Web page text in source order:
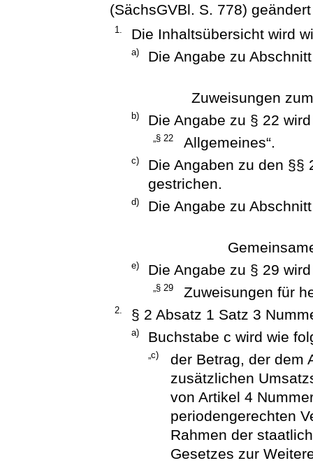
(SächsGVBl. S. 778)
1. Die Inhaltsübersicht wird
a) Die Angabe zu
Zuweisungen
b) Die Angabe zu § 22
„§ 22 Allgemeines“.
c)
Die Angaben zu den §§
gestrichen.
d) Die Angabe zu
e) Die Angabe zu § 29
„§ 29 Zuweisungen für
2. § 2 Absatz 1 Satz 3
a) Buchstabe c wird wie
„c)
der Betrag, der dem
zusätzlichen
von Artikel 4
periodengerechten
Rahmen der
Gesetzes zur